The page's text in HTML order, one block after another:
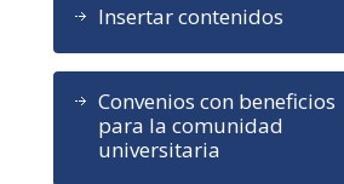
Insertar contenidos
Convenios con beneficios
para la comunidad
universitaria